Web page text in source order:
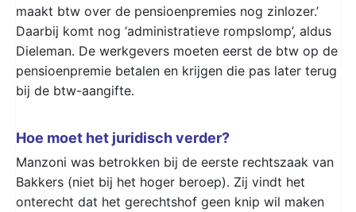
maakt btw over de pensioenpremies nog zinlozer.’
Daarbij komt nog ‘administratieve rompslomp’, aldus
Dieleman. De werkgevers moeten eerst de btw op de
pensioenpremie betalen en krijgen die pas later terug
bij de btw-aangifte.
Hoe moet het juridisch verder?
Manzoni was betrokken bij de eerste rechtszaak van
Bakkers (niet bij het hoger beroep). Zij vindt het
onterecht dat het gerechtshof geen knip wil maken